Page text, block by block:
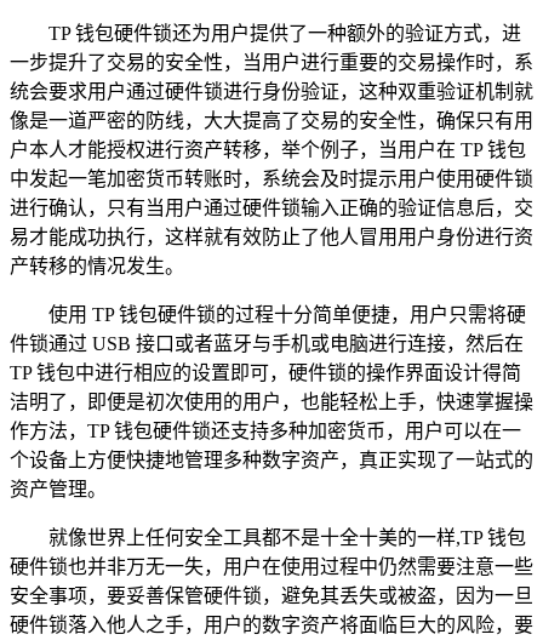
TP 钱包硬件锁还为用户提供了一种额外的验证方式，进
一步提升了交易的安全性，当用户进行重要的交易操作时，系
统会要求用户通过硬件锁进行身份验证，这种双重验证机制就
像是一道严密的防线，大大提高了交易的安全性，确保只有用
户本人才能授权进行资产转移，举个例子，当用户在 TP 钱包
中发起一笔加密货币转账时，系统会及时提示用户使用硬件锁
进行确认，只有当用户通过硬件锁输入正确的验证信息后，交
易才能成功执行，这样就有效防止了他人冒用用户身份进行资
产转移的情况发生。
使用 TP 钱包硬件锁的过程十分简单便捷，用户只需将硬
件锁通过 USB 接口或者蓝牙与手机或电脑进行连接，然后在
TP 钱包中进行相应的设置即可，硬件锁的操作界面设计得简
洁明了，即便是初次使用的用户，也能轻松上手，快速掌握操
作方法，TP 钱包硬件锁还支持多种加密货币，用户可以在一
个设备上方便快捷地管理多种数字资产，真正实现了一站式的
资产管理。
就像世界上任何安全工具都不是十全十美的一样,TP 钱包
硬件锁也并非万无一失，用户在使用过程中仍然需要注意一些
安全事项，要妥善保管硬件锁，避免其丢失或被盗，因为一旦
硬件锁落入他人之手，用户的数字资产将面临巨大的风险，要